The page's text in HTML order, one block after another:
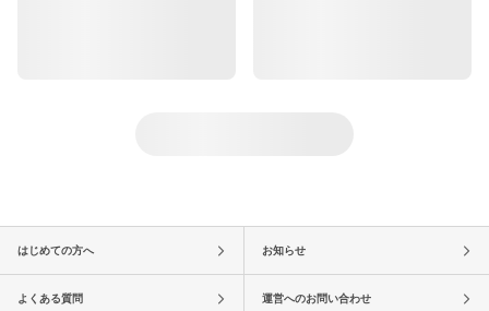
はじめての方へ お知らせ
よくある質問 運営へのお問い合わせ